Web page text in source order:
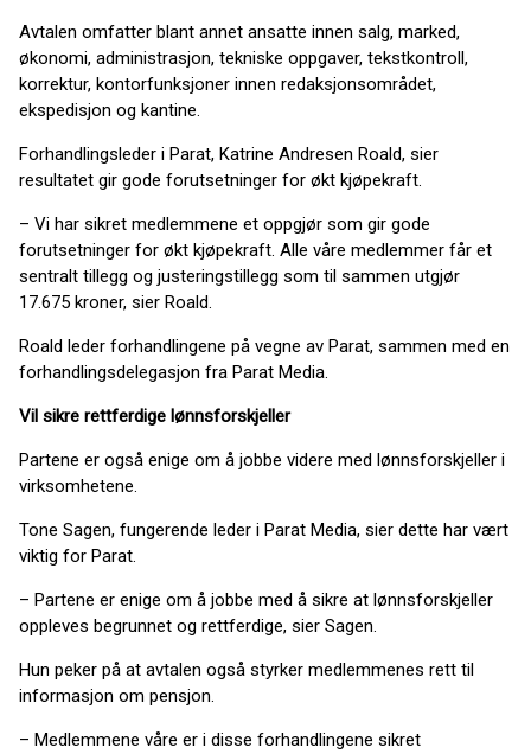
Avtalen omfatter blant annet ansatte innen salg, marked,
økonomi, administrasjon, tekniske oppgaver, tekstkontroll,
korrektur, kontorfunksjoner innen redaksjonsområdet,
ekspedisjon og kantine.
Forhandlingsleder i Parat, Katrine Andresen Roald, sier
resultatet gir gode forutsetninger for økt kjøpekraft.
– Vi har sikret medlemmene et oppgjør som gir gode
forutsetninger for økt kjøpekraft. Alle våre medlemmer får et
sentralt tillegg og justeringstillegg som til sammen utgjør
17.675 kroner, sier Roald.
Roald leder forhandlingene på vegne av Parat, sammen med en
forhandlingsdelegasjon fra Parat Media.
Vil sikre rettferdige lønnsforskjeller
Partene er også enige om å jobbe videre med lønnsforskjeller i
virksomhetene.
Tone Sagen, fungerende leder i Parat Media, sier dette har vært
viktig for Parat.
– Partene er enige om å jobbe med å sikre at lønnsforskjeller
oppleves begrunnet og rettferdige, sier Sagen.
Hun peker på at avtalen også styrker medlemmenes rett til
informasjon om pensjon.
– Medlemmene våre er i disse forhandlingene sikret